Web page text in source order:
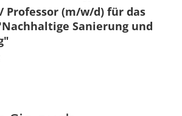
Professor (m/w/d) für das
Sanierung und